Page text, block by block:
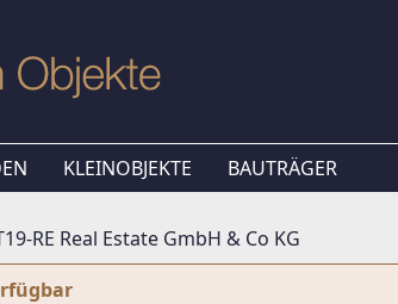
KLEINOBJEKTE BAUTRÄGER
RE Real Estate GmbH & Co KG